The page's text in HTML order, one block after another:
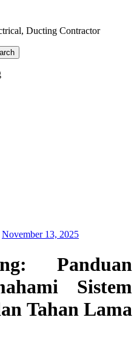
Ducting Contractor
November 13, 2025
Panduan
Sistem
Tahan Lama